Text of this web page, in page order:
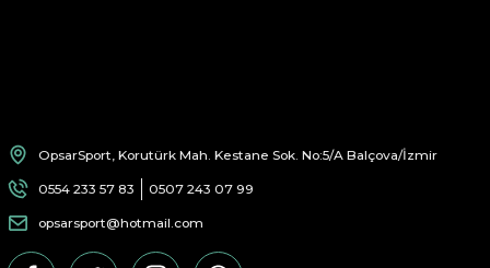
OpsarSport, Korutürk Mah. Kestane Sok. No:5/A Balçova/İzmir
0554 233 57 83 0507 243 07 99
opsarsport@hotmail.com